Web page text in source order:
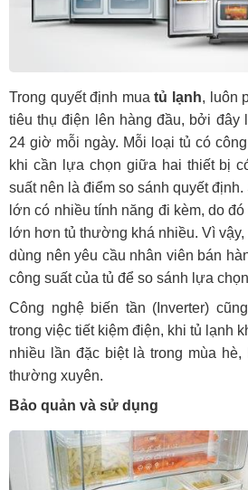
Trong quyết định muatủ lạnh, luôn
tiêu thụ điện lên hàng đầu, bởi đây
24 giờ mỗi ngày. Mỗi loại tủ có
khi cần lựa chọn giữa hai thiết bị
suất nên là điểm so sánh quyết
lớn có nhiều tính năng đi kèm, do
lớn hơn tủ thường khá nhiều. Vì
dùng nên yêu cầu nhân viên bán
công suất của tủ để so sánh lựa
Công nghệ biến tần (Inverter)
trong việc tiết kiệm điện, khi tủ lạnh
nhiều lần đặc biệt là trong mùa
thường xuyên.
Bảo quản và sử dụng